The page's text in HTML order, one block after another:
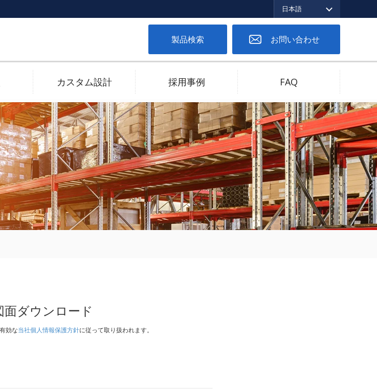
日本語
English
繁体中文
日本語
製品検索 お問い合わせ
受け側コネクタ ツーピースコネクタ
電子カタログ
メッキ技術 低バネ圧対応
高速伝送 高電流
カスタム設計 採用事例 FAQ